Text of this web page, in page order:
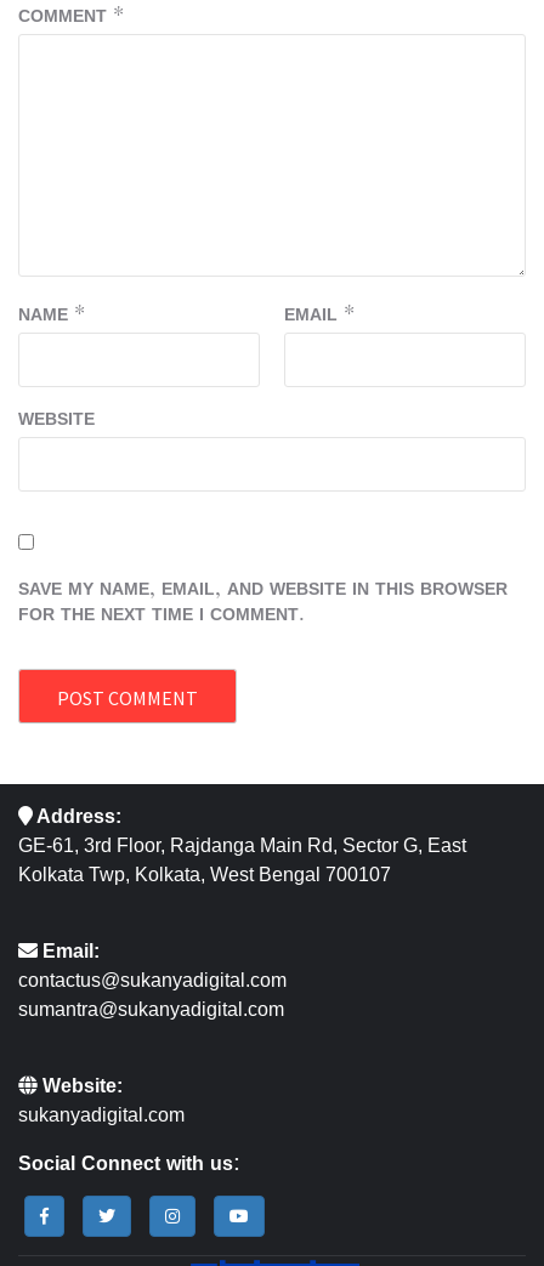
COMMENT *
NAME * EMAIL *
WEBSITE
SAVE MY NAME, EMAIL, AND WEBSITE IN THIS BROWSER
FOR THE NEXT TIME I COMMENT.
Address:
GE-61, 3rd Floor, Rajdanga Main Rd, Sector G, East
Kolkata Twp, Kolkata, West Bengal 700107
Email:
contactus@sukanyadigital.com
sumantra@sukanyadigital.com
Website:
sukanyadigital.com
Social Connect with us: